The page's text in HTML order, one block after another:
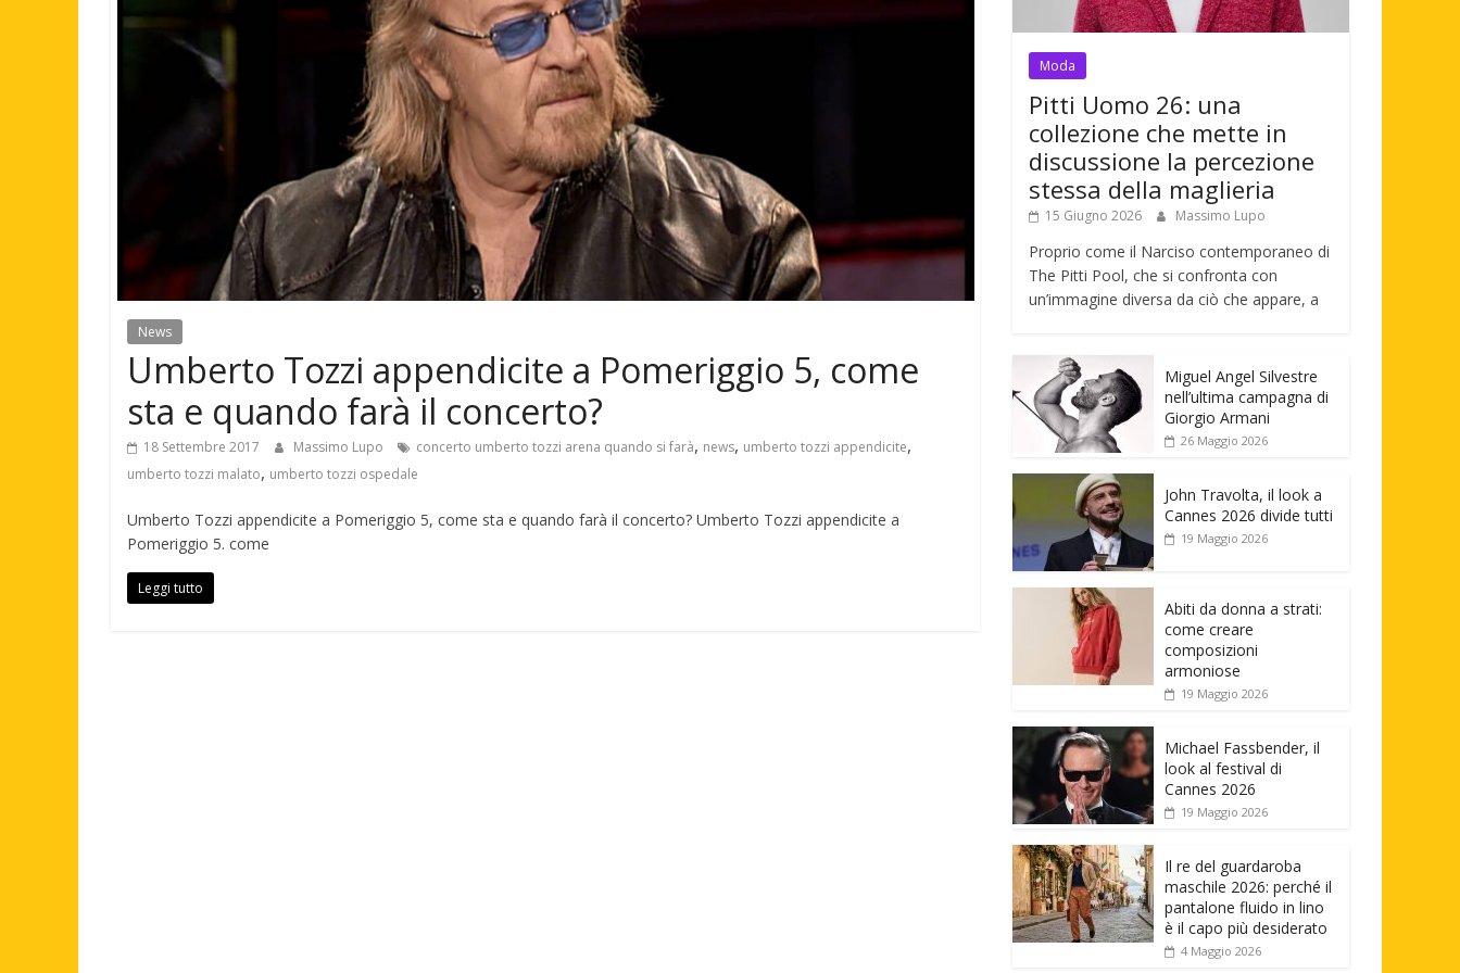
News
Umberto Tozzi appendicite a Pomeriggio 5, come
sta e quando farà il concerto?
18 Settembre 2017 Massimo Lupo concerto umberto tozzi arena quando si farà, news, umberto tozzi appendicite,
umberto tozzi malato, umberto tozzi ospedale
Umberto Tozzi appendicite a Pomeriggio 5, come sta e quando farà il concerto? Umberto Tozzi appendicite a
Pomeriggio 5. come
Leggi tutto
Moda
Pitti Uomo 26: una
collezione che mette in
discussione la percezione
stessa della maglieria
15 Giugno 2026 Massimo Lupo
Proprio come il Narciso contemporaneo di
The Pitti Pool, che si confronta con
un’immagine diversa da ciò che appare, a
Miguel Angel Silvestre
nell’ultima campagna di
Giorgio Armani
26 Maggio 2026
John Travolta, il look a
Cannes 2026 divide tutti
19 Maggio 2026
Abiti da donna a strati:
come creare
composizioni
armoniose
19 Maggio 2026
Michael Fassbender, il
look al festival di
Cannes 2026
19 Maggio 2026
Il re del guardaroba
maschile 2026: perché il
pantalone fluido in lino
è il capo più desiderato
4 Maggio 2026